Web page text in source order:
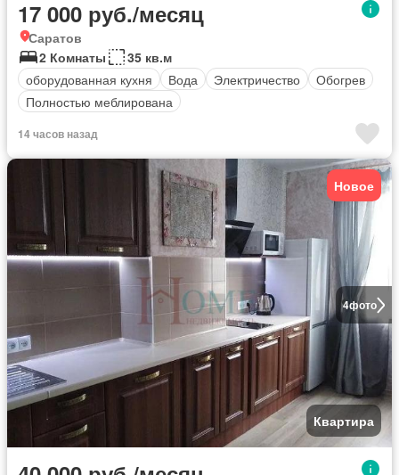
17 000 руб./месяц
Саратов
2 Комнаты
35 кв.м
оборудованная кухня
Вода Электричество
Обогрев
Полностью меблирована
14 часов назад
4фото
Новое
Квартира